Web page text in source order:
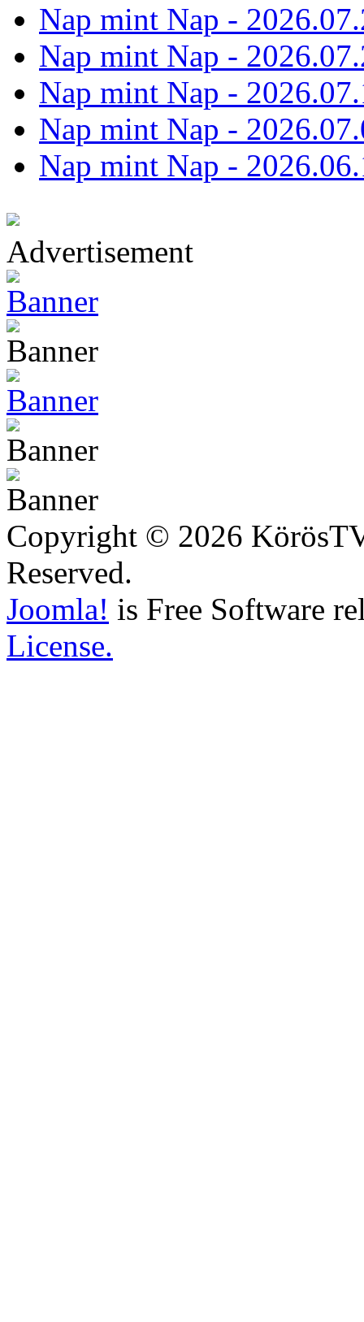
Nap mint Nap -
Nap mint Nap -
Nap mint Nap -
Nap mint Nap -
Nap mint Nap -
Advertisement
Copyright © 2026
Reserved.
Joomla! is Free Software
License.